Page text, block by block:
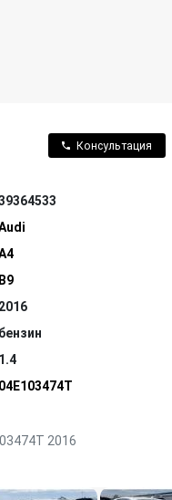
Консультация
B9
2016
бензин
1.4
04E103474T
2016